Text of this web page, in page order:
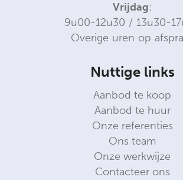
Vrijdag:
9u00-12u30 / 13u30-
Overige uren op
Nuttige links
Aanbod te koop
Aanbod te huur
Onze referenties
Ons team
Onze werkwijze
Contacteer ons